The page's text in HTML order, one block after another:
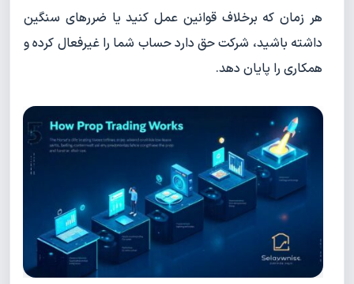
هر زمان که برخلاف قوانین عمل کنید یا ضررهای سنگین
داشته باشید، شرکت حق دارد حساب شما را غیرفعال کرده و
همکاری را پایان دهد.